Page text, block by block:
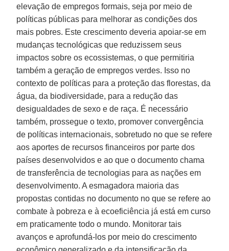
elevação de empregos formais, seja por meio de
políticas públicas para melhorar as condições dos
mais pobres. Este crescimento deveria apoiar-se em
mudanças tecnológicas que reduzissem seus
impactos sobre os ecossistemas, o que permitiria
também a geração de empregos verdes. Isso no
contexto de políticas para a proteção das florestas, da
água, da biodiversidade, para a redução das
desigualdades de sexo e de raça. É necessário
também, prossegue o texto, promover convergência
de políticas internacionais, sobretudo no que se refere
aos aportes de recursos financeiros por parte dos
países desenvolvidos e ao que o documento chama
de transferência de tecnologias para as nações em
desenvolvimento. A esmagadora maioria das
propostas contidas no documento no que se refere ao
combate à pobreza e à ecoeficiência já está em curso
em praticamente todo o mundo. Monitorar tais
avanços e aprofundá-los por meio do crescimento